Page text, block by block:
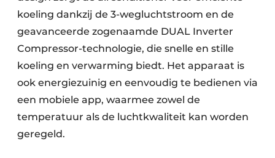
koeling dankzij de 3-wegluchtstroom en de
geavanceerde zogenaamde DUAL Inverter
Compressor-technologie, die snelle en stille
koeling en verwarming biedt. Het apparaat is
ook energiezuinig en eenvoudig te bedienen via
een mobiele app, waarmee zowel de
temperatuur als de luchtkwaliteit kan worden
geregeld.